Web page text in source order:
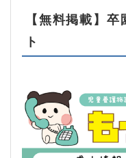
【無料掲載】
ト